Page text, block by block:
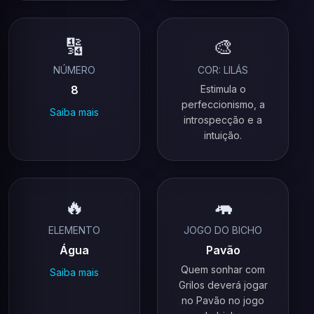
🔢
NÚMERO
8
Saiba mais
🎨
COR: LILÁS
Estimula o
perfeccionismo, a
introspecção e a
intuição.
🔥
ELEMENTO
Água
Saiba mais
🦛
JOGO DO BICHO
Pavão
Quem sonhar com
Grilos deverá jogar
no Pavão no jogo